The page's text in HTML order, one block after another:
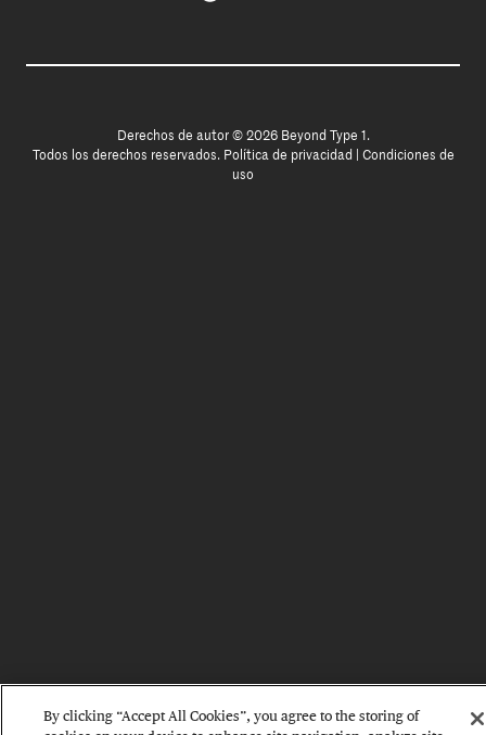
Derechos de autor © 2026 Beyond Type 1.
Todos los derechos reservados. Política de privacidad
Condiciones de
uso
By clicking “Accept All Cookies”, you agree to the storing of